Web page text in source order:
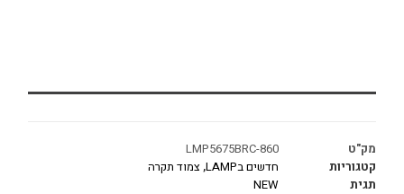
מק"ט
LMP5675BRC-860
קטגוריות
חדשים בLAMP , צמוד תקרה
תגית
NEW